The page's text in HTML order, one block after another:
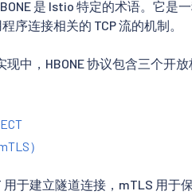
是 Istio 特定的术语。它是
序连接相关的 TCP 流的机制。
中，HBONE 协议包含三个开放
）
用于建立隧道连接，mTLS 用